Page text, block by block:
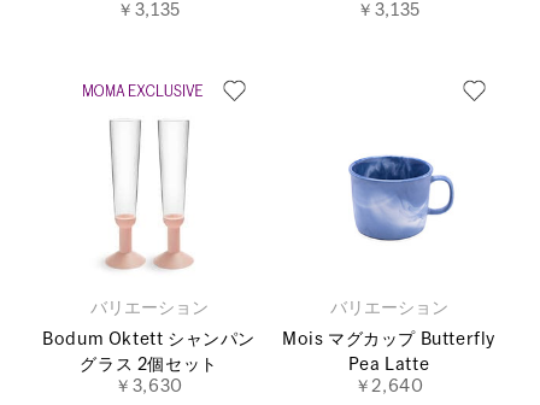
￥3,135
￥3,135
バリエーション
Bodum Oktett シャンパン
グラス 2個セット
￥3,630
バリエーション
Mois マグカップ Butterfly
Pea Latte
￥2,640